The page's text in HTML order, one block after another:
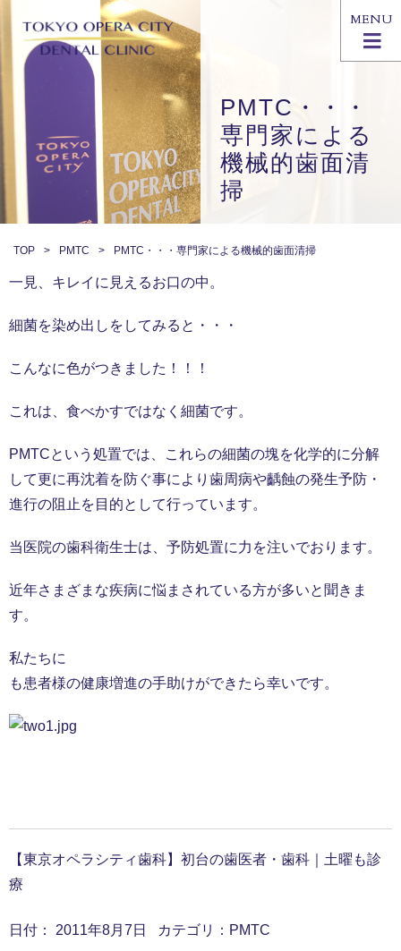
MENU
PMTC・・・
専門家による
機械的歯面清
掃
TOP PMTC PMTC・・・専門家による機械的歯面清掃
一見、キレイに見えるお口の中。
細菌を染め出しをしてみると・・・
こんなに色がつきました！！！
これは、食べかすではなく細菌です。
PMTCという処置では、これらの細菌の塊を化学的に分解
して更に再沈着を防ぐ事により歯周病や齲蝕の発生予防・
進行の阻止を目的として行っています。
当医院の歯科衛生士は、予防処置に力を注いでおります。
近年さまざまな疾病に悩まされている方が多いと聞きま
す。
私たちに
も患者様の健康増進の手助けができたら幸いです。
【東京オペラシティ歯科】初台の歯医者・歯科｜土曜も診
療
日付： 2011年8月7日 カテゴリ： PMTC